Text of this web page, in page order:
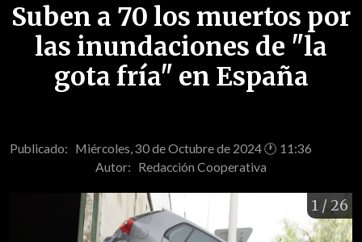
Suben a 70 los muertos por
las inundaciones de "la
gota fría" en España
Publicado: Miércoles, 30 de Octubre de 2024 🕐 11:36
Autor: Redacción Cooperativa
1 / 26